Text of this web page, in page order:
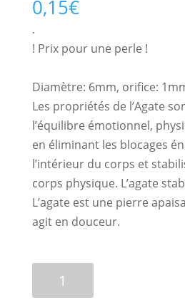
0,15€
.
! Prix pour une perle !
Diamètre: 6mm, orifice:
Les propriétés de l’Agate
l’équilibre émotionnel,
en éliminant les blocages
l’intérieur du corps et
corps physique. L’agate
L’agate est une pierre
agit en douceur.
1